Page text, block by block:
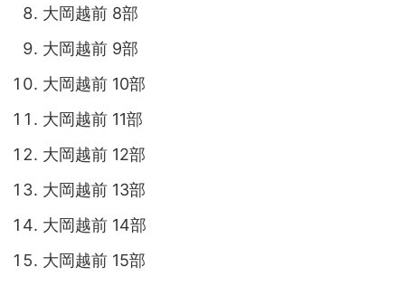
大岡越前 8部
大岡越前 9部
大岡越前 10部
大岡越前 11部
大岡越前 12部
大岡越前 13部
大岡越前 14部
大岡越前 15部